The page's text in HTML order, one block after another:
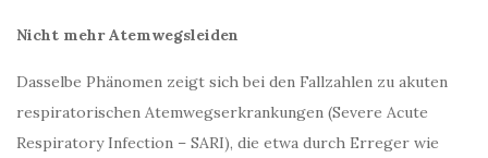
Nicht mehr Atemwegsleiden
Dasselbe Phänomen zeigt sich bei den Fallzahlen zu akuten
respiratorischen Atemwegserkrankungen (Severe Acute
Respiratory Infection – SARI), die etwa durch Erreger wie